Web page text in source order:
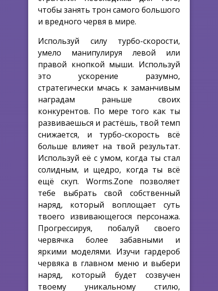
чтобы занять трон самого большого
и вредного червя в мире.
Используй силу турбо-скорости,
умело манипулируя левой или
правой кнопкой мыши. Используй
это ускорение разумно,
стратегически мчась к заманчивым
наградам раньше своих
конкурентов. По мере того как ты
развиваешься и растёшь, твой темп
снижается, и турбо-скорость всё
больше влияет на твой результат.
Используй её с умом, когда ты стал
солидным, и щедро, когда ты всё
ещё скуп. Worms.Zone позволяет
тебе выбрать свой собственный
наряд, который воплощает суть
твоего извивающегося персонажа.
Прогрессируя, побалуй своего
червячка более забавными и
яркими моделями. Изучи гардероб
червяка в главном меню и выбери
наряд, который будет созвучен
твоему уникальному стилю,